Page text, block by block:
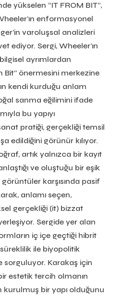
yükselen “IT FROM BIT”,
enformasyonel
varoluşsal analizleri
ediyor. Sergi, Wheeler’ın
ayrımlardan
önermesini merkezine
kendi kurduğu anlam
sanma eğilimini ifade
bu yapıyı
pratiği, gerçekliği temsil
edildiğini görünür kılıyor.
artık yalnızca bir kayıt
ve oluştuğu bir eşik
karşısında pasif
anlamı seçen,
gerçekliği (it) bizzat
Sergide yer alan
iç içe geçtiği hibrit
ile biyopolitik
sorguluyor. Karakaş için
estetik tercih olmanın
kurulmuş bir yapı olduğunu